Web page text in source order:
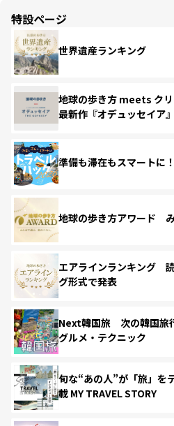
特設ページ
世界遺産ランキング
地球の歩き方 meets ク
最新作『オデュッセイア』
準備も滞在もスマート
地球の歩き方アワード み
エアラインランキング
グ形式で発表
Next韓国旅 次の韓国旅
グルメ・テクニック
旬な“あの人”が「旅」を
載 MY TRAVEL STORY